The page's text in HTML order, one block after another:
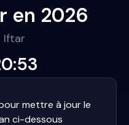
en 2026
Iftar
mettre à jour le
ci-dessous